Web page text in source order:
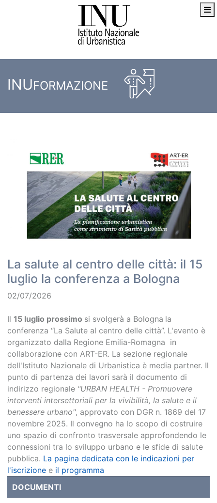
INUFORMAZIONE
La salute al centro delle città: il 15
luglio la conferenza a Bologna
02/07/2026
Il 15 luglio prossimo si svolgerà a Bologna la
conferenza “La Salute al centro delle città”. L'evento è
organizzato dalla Regione Emilia-Romagna in
collaborazione con ART-ER. La sezione regionale
dell'Istituto Nazionale di Urbanistica è media partner. Il
punto di partenza dei lavori sarà il documento di
indirizzo regionale "URBAN HEALTH - Promuovere
interventi intersettoriali per la vivibilità, la salute e il
benessere urbano", approvato con DGR n. 1869 del 17
novembre 2025. Il convegno ha lo scopo di costruire
uno spazio di confronto trasversale approfondendo le
connessioni tra lo sviluppo urbano e le sfide di salute
pubblica. La pagina dedicata con le indicazioni per
l'iscrizione e il programma
DOCUMENTI